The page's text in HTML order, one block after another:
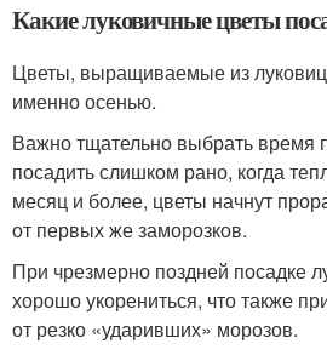
Какие луковичные цветы
Цветы, выращиваемые из
именно осенью.
Важно тщательно выбрать время
посадить слишком рано, когда
месяц и более, цветы начнут
от первых же заморозков.
При чрезмерно поздней посадке
хорошо укорениться, что также
от резко «ударивших» морозов.